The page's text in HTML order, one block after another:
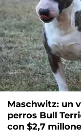
Maschwitz: un
perros Bull
con $2,7